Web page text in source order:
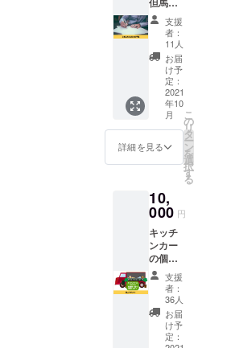
たしま
す。 ※
日時な
ど詳細
はメー
ルにて
連絡さ
せてい
ただき
ます。
※お披露
目会で
の交通
費は別
途必要
となり
ます。
※会場は
こちら
になり
ます。
村岡
ファー
ムガー
とハチ
北自慢
の地元
食材を
味わえ
る、
キッチ
ンカ―
を作り
た
い！」
をただ
ただ応
い人向
けのリ
ターン
です。
ハチ北
観光協
会代表
理事 田
丸明人
より心
を込め
たお礼
支援
者：
11人
お届
け予
定：
2021
年10
月
詳細を見る
こ
の
リ
タ
ー
ン
を
選
択
す
る
10,
000 円
キッチ
ンカー
の個人
スポン
サーに
なれる
権利で
す。
キッチ
支援
者：
36人
お届
け予
定：